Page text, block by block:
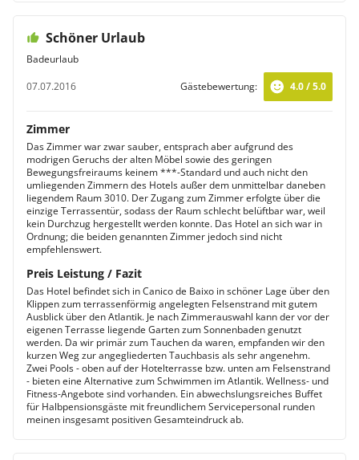
Schöner Urlaub
Badeurlaub
07.07.2016
Gästebewertung: 4.0 / 5.0
Zimmer
Das Zimmer war zwar sauber, entsprach aber aufgrund des
modrigen Geruchs der alten Möbel sowie des geringen
Bewegungsfreiraums keinem ***-Standard und auch nicht den
umliegenden Zimmern des Hotels außer dem unmittelbar daneben
liegendem Raum 3010. Der Zugang zum Zimmer erfolgte über die
einzige Terrassentür, sodass der Raum schlecht belüftbar war, weil
kein Durchzug hergestellt werden konnte. Das Hotel an sich war in
Ordnung; die beiden genannten Zimmer jedoch sind nicht
empfehlenswert.
Preis Leistung / Fazit
Das Hotel befindet sich in Canico de Baixo in schöner Lage über den
Klippen zum terrassenförmig angelegten Felsenstrand mit gutem
Ausblick über den Atlantik. Je nach Zimmerauswahl kann der vor der
eigenen Terrasse liegende Garten zum Sonnenbaden genutzt
werden. Da wir primär zum Tauchen da waren, empfanden wir den
kurzen Weg zur angegliederten Tauchbasis als sehr angenehm.
Zwei Pools - oben auf der Hotelterrasse bzw. unten am Felsenstrand
- bieten eine Alternative zum Schwimmen im Atlantik. Wellness- und
Fitness-Angebote sind vorhanden. Ein abwechslungsreiches Buffet
für Halbpensionsgäste mit freundlichem Servicepersonal runden
meinen insgesamt positiven Gesamteindruck ab.